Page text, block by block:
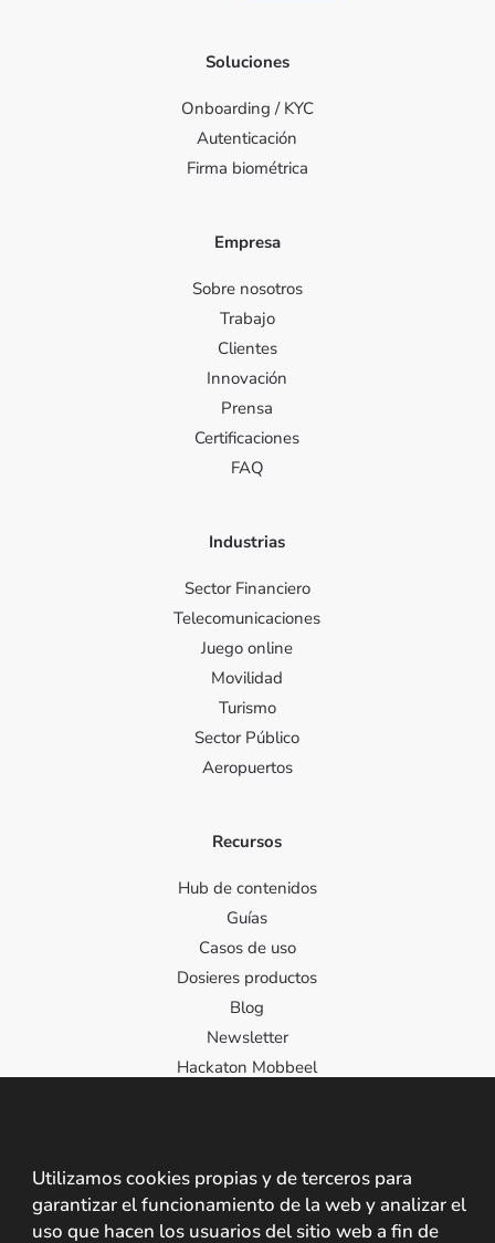
Soluciones
Onboarding / KYC
Autenticación
Firma biométrica
Empresa
Sobre nosotros
Trabajo
Clientes
Innovación
Prensa
Certificaciones
FAQ
Industrias
Sector Financiero
Telecomunicaciones
Juego online
Movilidad
Turismo
Sector Público
Aeropuertos
Recursos
Hub de contenidos
Guías
Casos de uso
Dosieres productos
Blog
Newsletter
Hackaton Mobbeel
Contacta con nosotros
C/ Santa Cristina 2, 10195, Cáceres, España
Utilizamos cookies propias y de terceros para
garantizar el funcionamiento de la web y analizar el
uso que hacen los usuarios del sitio web a fin de